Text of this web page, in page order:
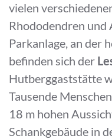
vielen
Rhododendren und
Parkanlage, an der
befinden sich der
Hutberggaststätte
Tausende
18 m hohen
Schankgebäude in